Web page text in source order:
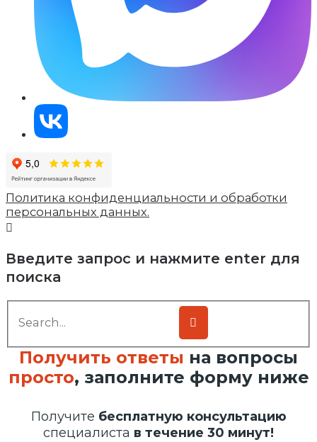
Политика конфиденциальности и обработки
персональных данных.
Введите запрос и нажмите enter для
поиска
Получить ответы на вопросы
просто, заполните форму ниже
Получите бесплатную консультацию
специалиста в течение 30 минут!